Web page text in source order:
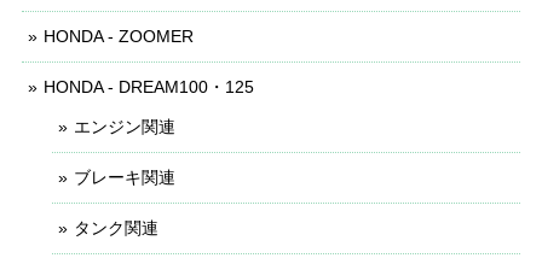
HONDA - ZOOMER
HONDA - DREAM100・125
エンジン関連
ブレーキ関連
タンク関連